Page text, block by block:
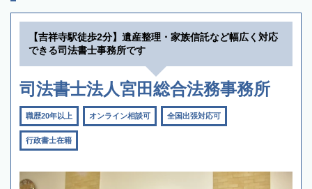
【吉祥寺駅徒歩2分】遺産整理・家族信託など幅広く対応
できる司法書士事務所です
司法書士法人宮田総合法務事務所
職歴20年以上 オンライン相談可 全国出張対応可
行政書士在籍